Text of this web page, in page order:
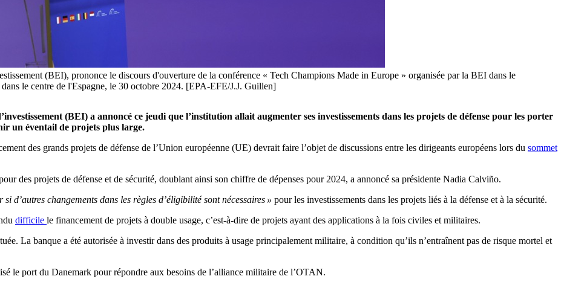
(BEI), prononce le discours d'ouverture de la conférence « Tech Champions Made in Europe » organisée par la BEI dans le
le centre de l'Espagne, le 30 octobre 2024. [EPA-EFE/J.J. Guillen]
(BEI) a annoncé ce jeudi que l’institution allait augmenter ses investissements dans les projets de défense pour les porter
un éventail de projets plus large.
des grands projets de défense de l’Union européenne (UE) devrait faire l’objet de discussions entre les dirigeants européens lors du sommet
des projets de défense et de sécurité, doublant ainsi son chiffre de dépenses pour 2024, a annoncé sa présidente Nadia Calviño.
d’autres changements dans les règles d’éligibilité sont nécessaires » pour les investissements dans les projets liés à la défense et à la sécurité.
difficile le financement de projets à double usage, c’est-à-dire de projets ayant des applications à la fois civiles et militaires.
La banque a été autorisée à investir dans des produits à usage principalement militaire, à condition qu’ils n’entraînent pas de risque mortel et
le port du Danemark pour répondre aux besoins de l’alliance militaire de l’OTAN.